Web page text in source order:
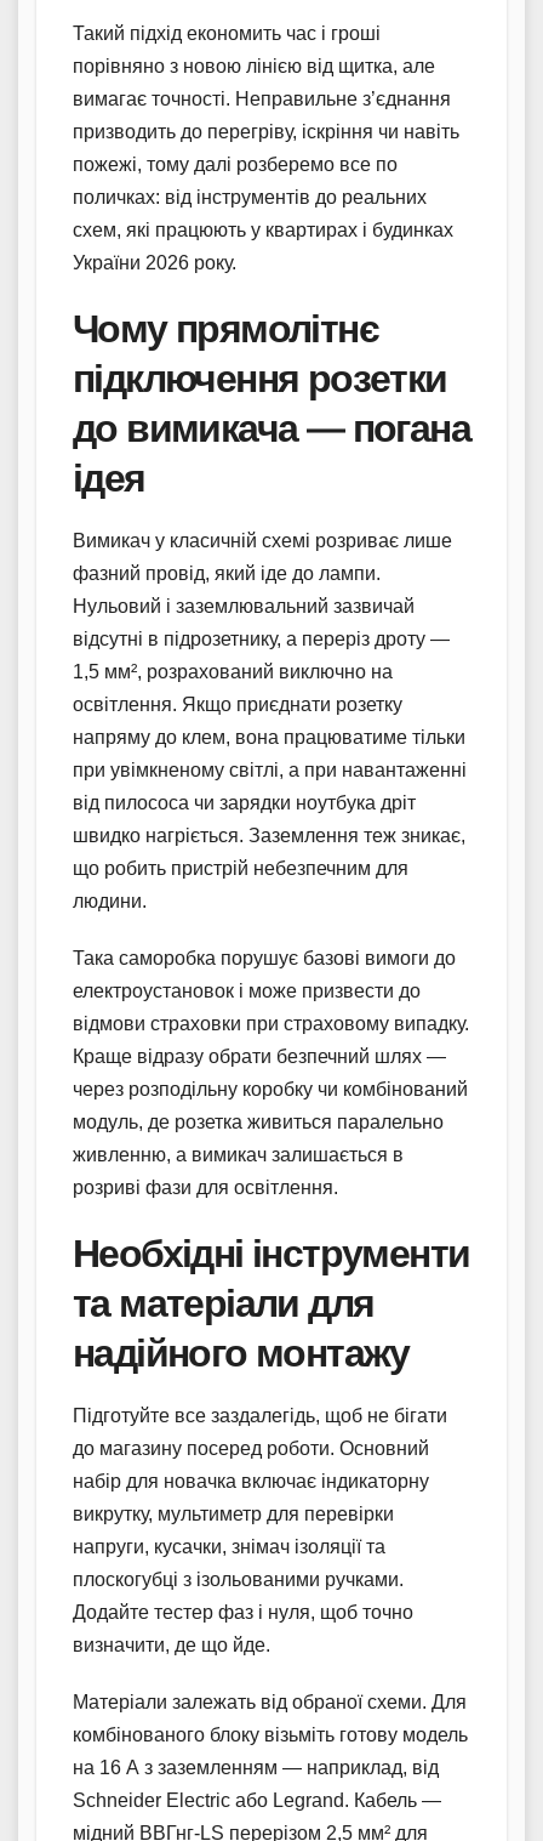
Такий підхід економить час і гроші
порівняно з новою лінією від щитка, але
вимагає точності. Неправильне з’єднання
призводить до перегріву, іскріння чи навіть
пожежі, тому далі розберемо все по
поличках: від інструментів до реальних
схем, які працюють у квартирах і будинках
України 2026 року.
Чому прямолітнє
підключення розетки
до вимикача — погана
ідея
Вимикач у класичній схемі розриває лише
фазний провід, який іде до лампи.
Нульовий і заземлювальний зазвичай
відсутні в підрозетнику, а переріз дроту —
1,5 мм², розрахований виключно на
освітлення. Якщо приєднати розетку
напряму до клем, вона працюватиме тільки
при увімкненому світлі, а при навантаженні
від пилососа чи зарядки ноутбука дріт
швидко нагріється. Заземлення теж зникає,
що робить пристрій небезпечним для
людини.
Така саморобка порушує базові вимоги до
електроустановок і може призвести до
відмови страховки при страховому випадку.
Краще відразу обрати безпечний шлях —
через розподільну коробку чи комбінований
модуль, де розетка живиться паралельно
живленню, а вимикач залишається в
розриві фази для освітлення.
Необхідні інструменти
та матеріали для
надійного монтажу
Підготуйте все заздалегідь, щоб не бігати
до магазину посеред роботи. Основний
набір для новачка включає індикаторну
викрутку, мультиметр для перевірки
напруги, кусачки, знімач ізоляції та
плоскогубці з ізольованими ручками.
Додайте тестер фаз і нуля, щоб точно
визначити, де що йде.
Матеріали залежать від обраної схеми. Для
комбінованого блоку візьміть готову модель
на 16 А з заземленням — наприклад, від
Schneider Electric або Legrand. Кабель —
мідний ВВГнг-LS перерізом 2,5 мм² для